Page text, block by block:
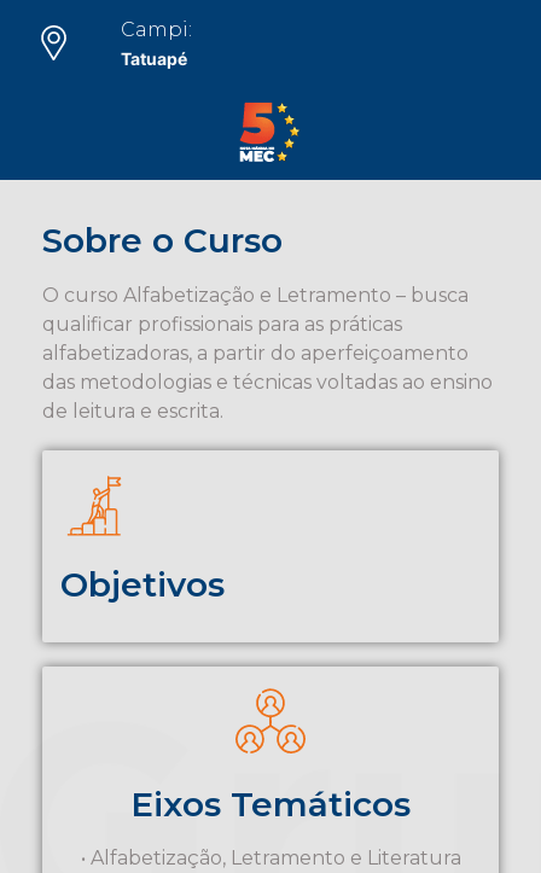
Campi:
Tatuapé
Sobre o Curso
O curso Alfabetização e Letramento – busca
qualificar profissionais para as práticas
alfabetizadoras, a partir do aperfeiçoamento
das metodologias e técnicas voltadas ao ensino
de leitura e escrita.
Objetivos
Eixos Temáticos
• Alfabetização, Letramento e Literatura